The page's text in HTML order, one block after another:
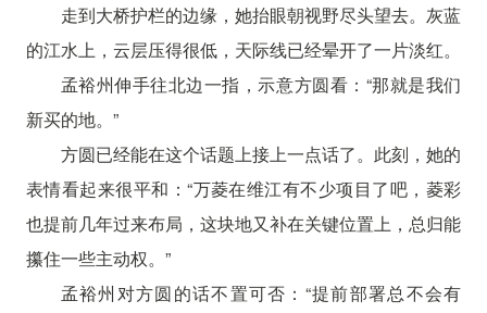
走到大桥护栏的边缘，她抬眼朝视野尽头望去。灰蓝
的江水上，云层压得很低，天际线已经晕开了一片淡红。
孟裕州伸手往北边一指，示意方圆看：“那就是我们
新买的地。”
方圆已经能在这个话题上接上一点话了。此刻，她的
表情看起来很平和：“万菱在维江有不少项目了吧，菱彩
也提前几年过来布局，这块地又补在关键位置上，总归能
攥住一些主动权。”
孟裕州对方圆的话不置可否：“提前部署总不会有